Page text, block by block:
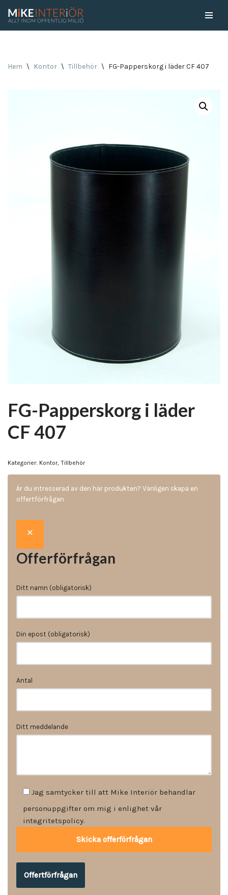
Hem \ Kontor \ Tillbehör \ FG-Papperskorg i läder CF 407
FG-Papperskorg i läder
CF 407
Kategorier: Kontor, Tillbehör
Är du intresserad av den här produkten? Vänligen skapa en
offertförfrågan
Offerförfrågan
Ditt namn (obligatorisk)
Din epost (obligatorisk)
Antal
Ditt meddelande
Jag samtycker till att Mike Interiör behandlar
personuppgifter om mig i enlighet vår
integritetspolicy.
Offertförfrågan